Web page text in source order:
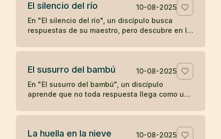
El silencio del río
10-08-2025
En "El silencio del río", un discípulo busca
respuestas de su maestro, pero descubre en la
aprendizaje ocurre cuando las palabras se
El susurro del bambú
10-08-2025
En "El susurro del bambú", un discípulo
aprende que no toda respuesta llega como un
como un susurro que hay que saber escuchar.
La huella en la nieve
10-08-2025